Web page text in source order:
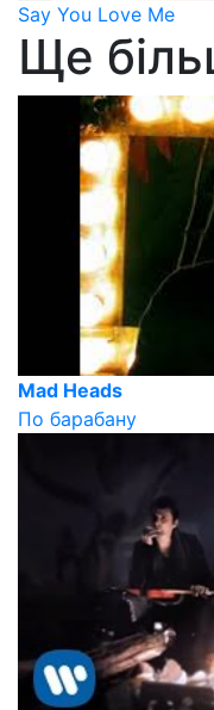
Say You Love Me
Ще
Mad Heads
По барабану